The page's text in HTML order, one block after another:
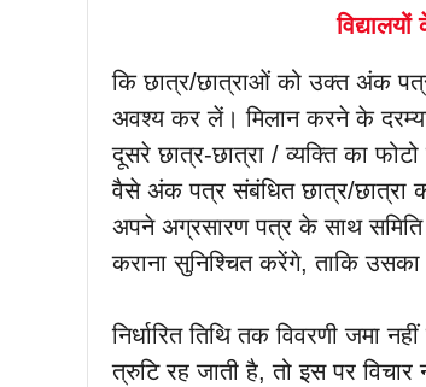
कि छात्र/छात्राओं को उक्त अंक
अवश्य कर लें। मिलान करने के
दूसरे छात्र-छात्रा / व्यक्ति का फोटो
वैसे अंक पत्र संबंधित छात्र/छात्रा
अपने अग्रसारण पत्र के साथ समिति
कराना सुनिश्चित करेंगे, ताकि
निर्धारित तिथि तक विवरणी जमा
त्रुटि रह जाती है, तो इस पर विचार